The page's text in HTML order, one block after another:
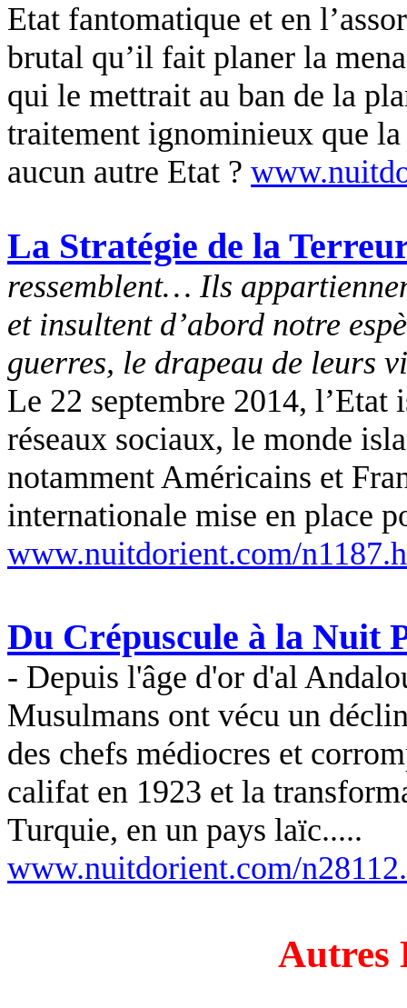
Etat fantomatique et en
brutal qu’il fait planer la
qui le mettrait au ban de la
traitement ignominieux que
aucun autre Etat ?
La Stratégie de la
ressemblent… Ils
et insultent d’abord notre
guerres, le drapeau de leurs
Le 22 septembre 2014,
réseaux sociaux, le monde
notamment Américains et
internationale mise en place
www.nuitdorient.com/
Du Crépuscule à la Nuit
- Depuis l'âge d'or d'al
Musulmans ont vécu un
des chefs médiocres et
califat en 1923 et la
Turquie, en un pays laïc.....
www.nuitdorient.com/
Autres